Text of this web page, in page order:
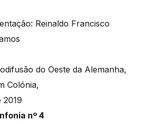
Reinaldo Francisco
do Oeste da Alemanha,
Colónia,
2019
nº 4